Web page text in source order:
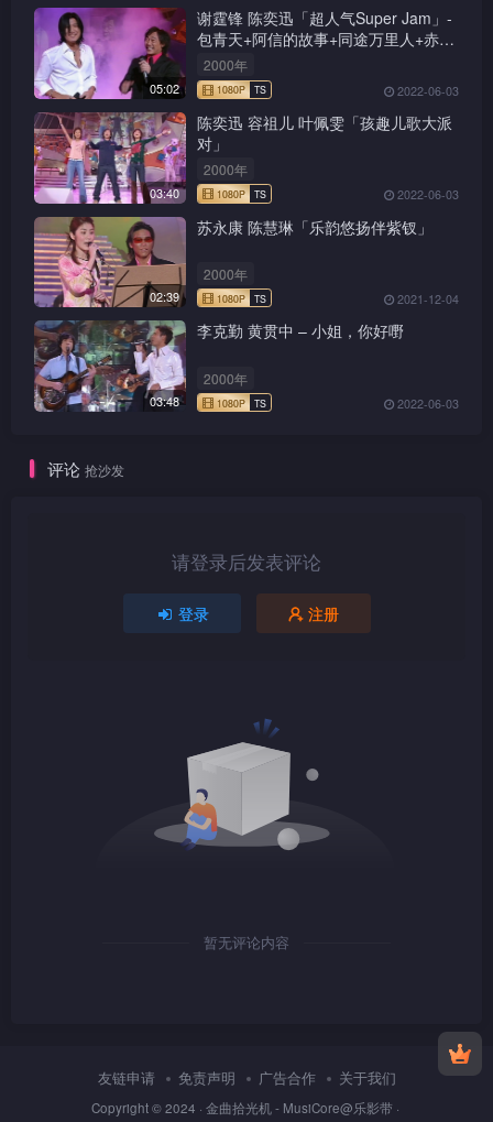
1080P
05:02
谢霆锋 陈奕迅「超人气Super Jam」-
包青天+阿信的故事+同途万里人+赤的
疑惑+新鸳鸯蝴蝶梦+前程锦绣
2000年
1080P TS
2022-06-03
03:40
陈奕迅 容祖儿 叶佩雯「孩趣儿歌大派
对」
2000年
2022-06-03
02:39
苏永康 陈慧琳「乐韵悠扬伴紫钗」
2000年
1080P TS
2021-12-04
03:48
李克勤 黄贯中 – 小姐，你好嘢
2000年
2022-06-03
评论 抢沙发
请登录后发表评论
登录 注册
暂无评论内容
友链申请 免责声明 广告合作 关于我们
Copyright © 2024 · 金曲拾光机 - MusiCore@乐影带 ·